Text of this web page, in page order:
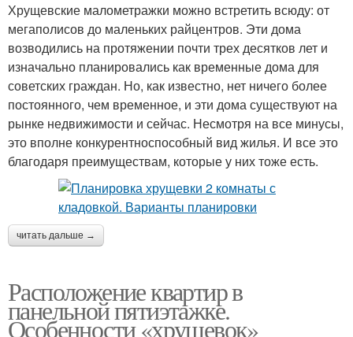
Хрущевские малометражки можно встретить всюду: от
мегаполисов до маленьких райцентров. Эти дома
возводились на протяжении почти трех десятков лет и
изначально планировались как временные дома для
советских граждан. Но, как известно, нет ничего более
постоянного, чем временное, и эти дома существуют на
рынке недвижимости и сейчас. Несмотря на все минусы,
это вполне конкурентноспособный вид жилья. И все это
благодаря преимуществам, которые у них тоже есть.
читать дальше →
Расположение квартир в
панельной пятиэтажке.
Особенности «хрущевок»